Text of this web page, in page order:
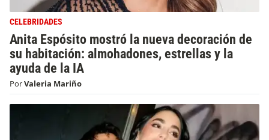
CELEBRIDADES
Anita Espósito mostró la nueva decoración de
su habitación: almohadones, estrellas y la
ayuda de la IA
PorValeria Mariño